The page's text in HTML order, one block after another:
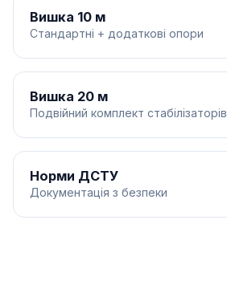
Вишка 10 м
Стандартні + додаткові опори
Вишка 20 м
Подвійний комплект стабілізаторів
Норми ДСТУ
Документація з безпеки